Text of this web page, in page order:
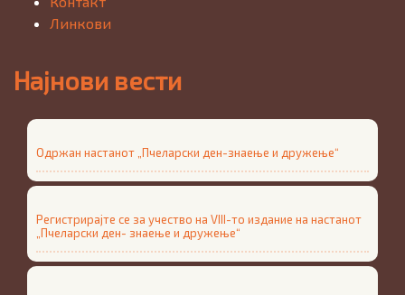
Линкови
Најнови вести
Одржан настанот „Пчеларски ден-знаење и дружење“
Регистрирајте се за учество на VIII-то издание на настанот
„Пчеларски ден- знаење и дружење“